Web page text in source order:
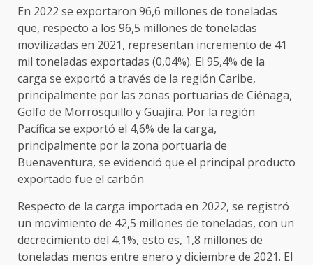
En 2022 se exportaron 96,6 millones de toneladas
que, respecto a los 96,5 millones de toneladas
movilizadas en 2021, representan incremento de 41
mil toneladas exportadas (0,04%). El 95,4% de la
carga se exportó a través de la región Caribe,
principalmente por las zonas portuarias de Ciénaga,
Golfo de Morrosquillo y Guajira. Por la región
Pacífica se exportó el 4,6% de la carga,
principalmente por la zona portuaria de
Buenaventura, se evidenció que el principal producto
exportado fue el carbón
Respecto de la carga importada en 2022, se registró
un movimiento de 42,5 millones de toneladas, con un
decrecimiento del 4,1%, esto es, 1,8 millones de
toneladas menos entre enero y diciembre de 2021. El